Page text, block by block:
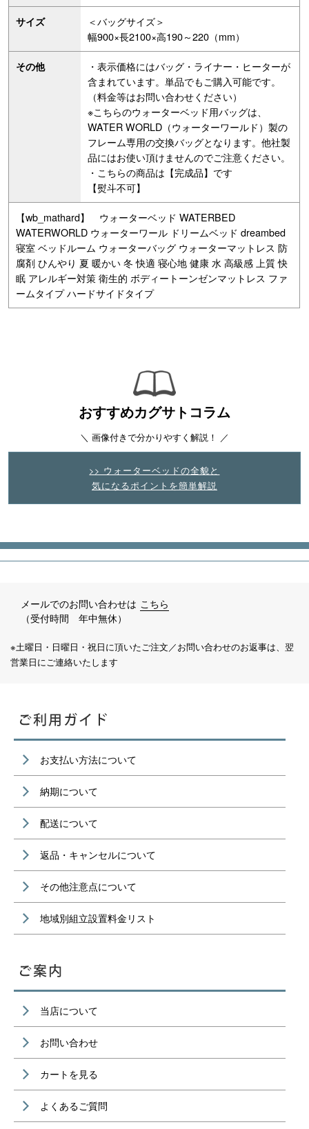
サイズ
＜バッグサイズ＞
幅900×長2100×高190～220（mm）
その他
・表示価格にはバッグ・ライナー・ヒーターが
含まれています。単品でもご購入可能です。
（料金等はお問い合わせください）
※こちらのウォーターベッド用バッグは、
WATER WORLD（ウォーターワールド）製の
フレーム専用の交換バッグとなります。他社製
品にはお使い頂けませんのでご注意ください。
・こちらの商品は【完成品】です
【熨斗不可】
【wb_mathard】 ウォーターベッド WATERBED
WATERWORLD ウォーターワール ドリームベッド dreambed
寝室 ベッドルーム ウォーターバッグ ウォーターマットレス 防
腐剤 ひんやり 夏 暖かい 冬 快適 寝心地 健康 水 高級感 上質 快
眠 アレルギー対策 衛生的 ボディートーンゼンマットレス ファ
ームタイプ ハードサイドタイプ
おすすめカグサトコラム
＼ 画像付きで分かりやすく解説！ ／
>> ウォーターベッドの全貌と
気になるポイントを簡単解説
メールでのお問い合わせは こちら
（受付時間 年中無休）
※土曜日・日曜日・祝日に頂いたご注文／お問い合わせのお返事は、翌
営業日にご連絡いたします
お支払い方法について
納期について
配送について
返品・キャンセルについて
その他注意点について
地域別組立設置料金リスト
当店について
お問い合わせ
カートを見る
よくあるご質問